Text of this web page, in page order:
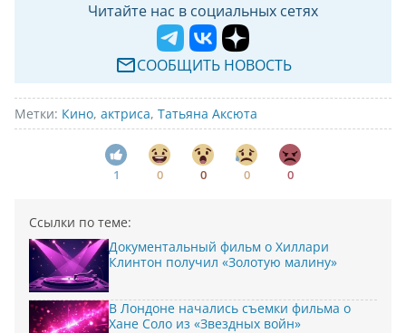
Читайте нас в социальных сетях
СООБЩИТЬ НОВОСТЬ
Метки: Кино, актриса, Татьяна Аксюта
1 0 0 0 0
Ссылки по теме:
Документальный фильм о Хиллари
Клинтон получил «Золотую малину»
В Лондоне начались съемки фильма о
Хане Соло из «Звездных войн»